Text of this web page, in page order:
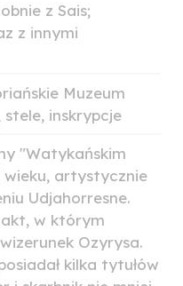
z Sais;
z innymi
Muzeum
inskrypcje
"Watykańskim
artystycznie
Udjahorresne.
w którym
Ozyrysa.
kilka tytułów